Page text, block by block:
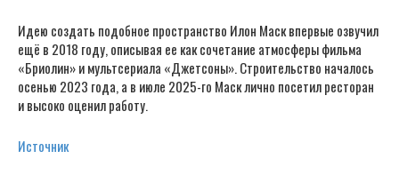
Идею создать подобное пространство Илон Маск впервые озвучил
ещё в 2018 году, описывая ее как сочетание атмосферы фильма
«Бриолин» и мультсериала «Джетсоны». Строительство началось
осенью 2023 года, а в июле 2025-го Маск лично посетил ресторан
и высоко оценил работу.
Источник